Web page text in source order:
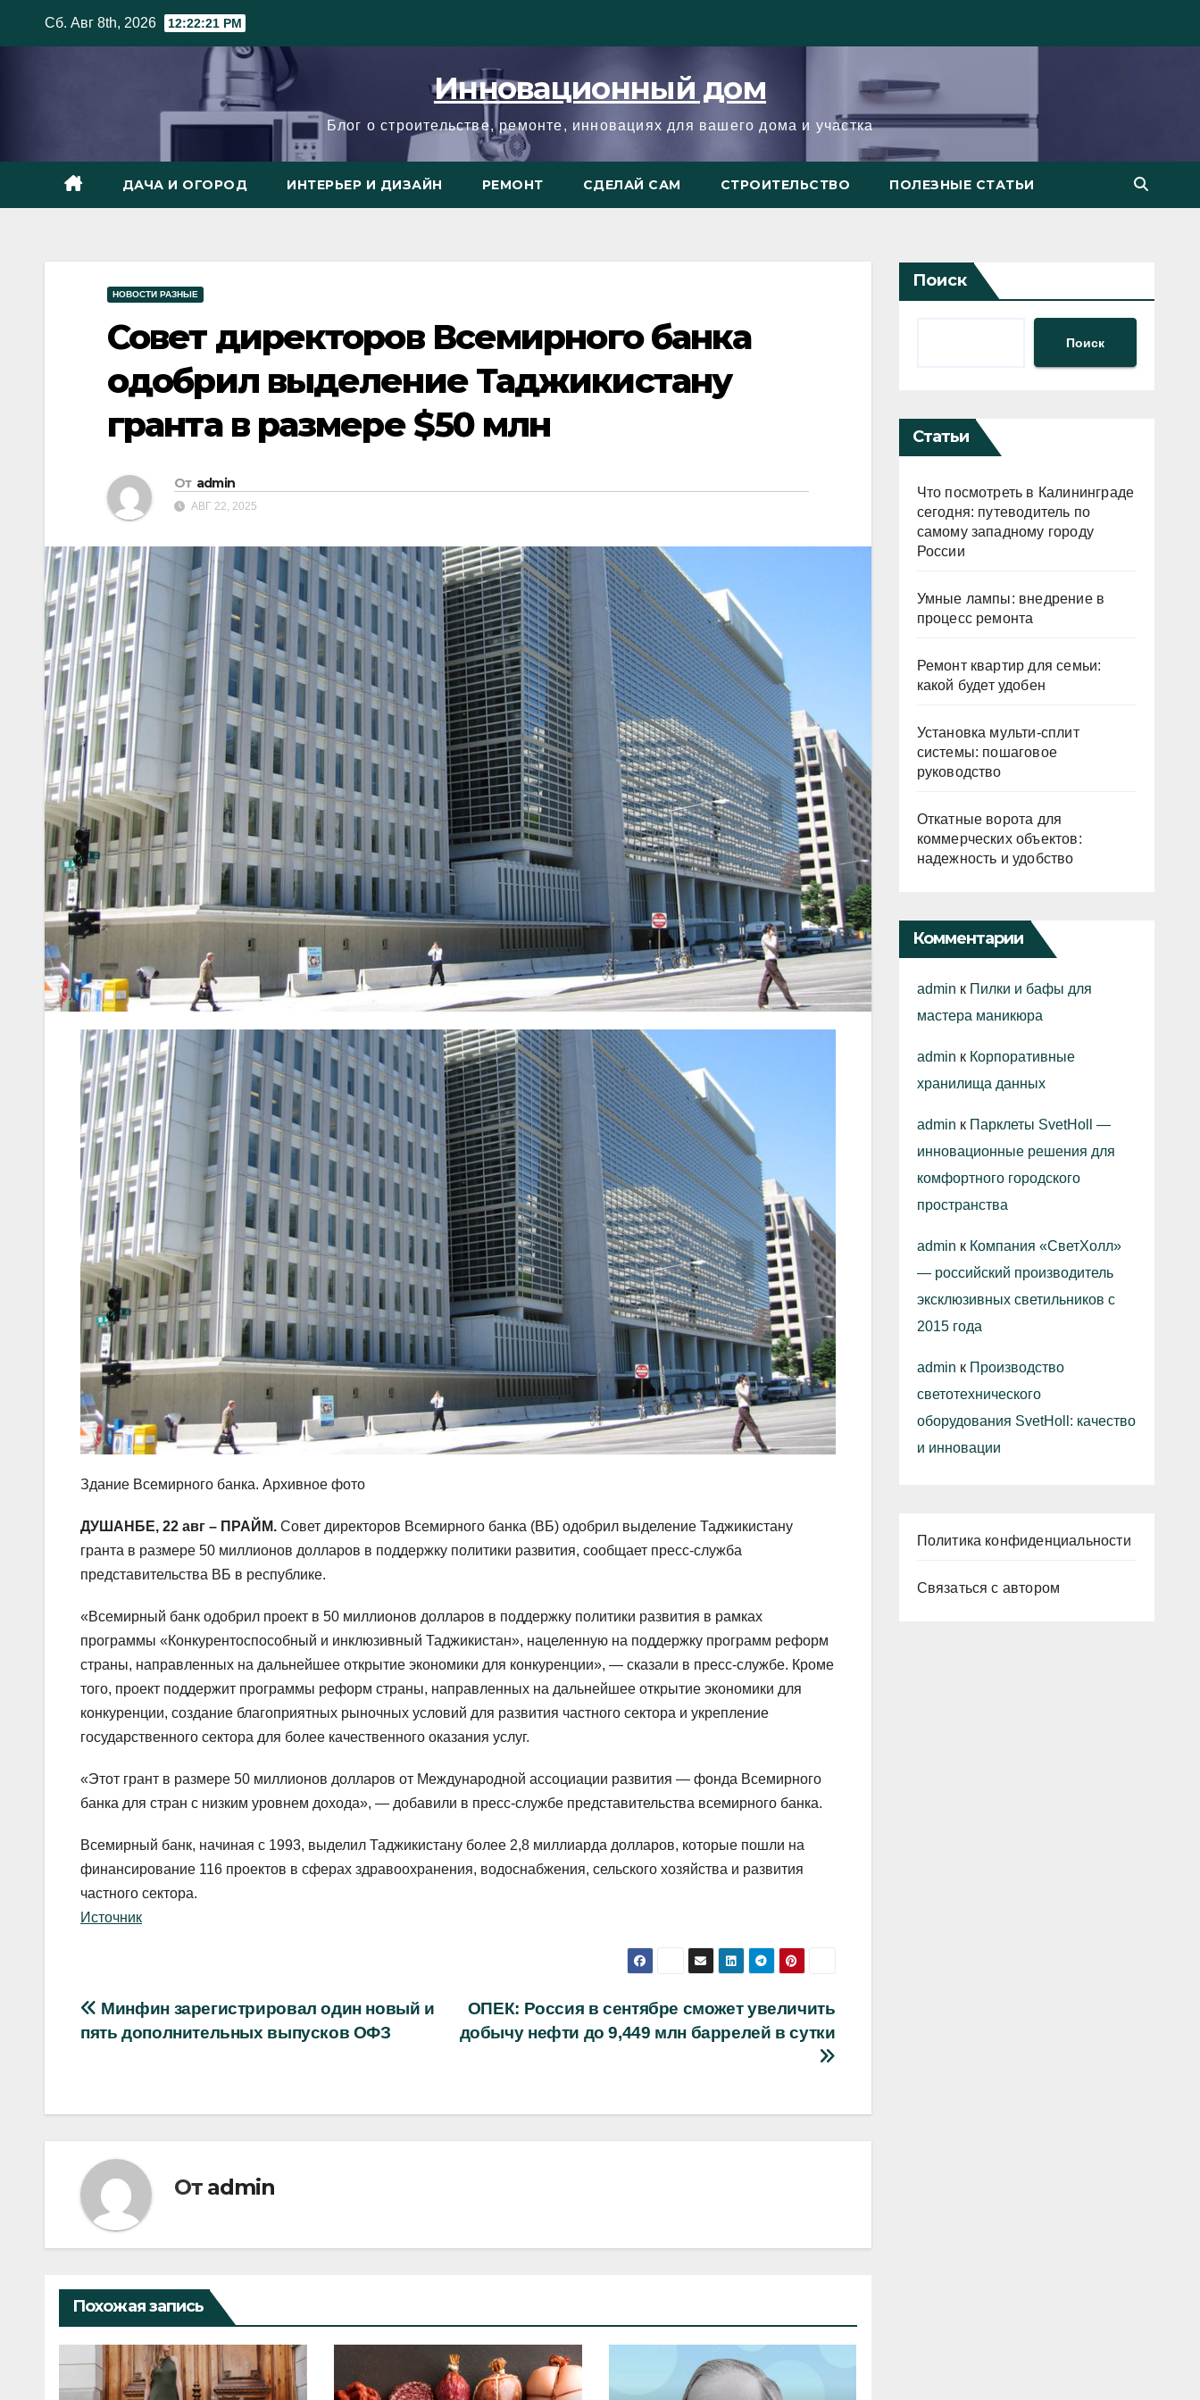
Сб. Авг 8th, 2026 12:22:22 PM
Инновационный дом
Блог о строительстве, ремонте, инновациях для вашего дома и участка
ДАЧА И ОГОРОД ИНТЕРЬЕР И ДИЗАЙН РЕМОНТ СДЕЛАЙ САМ СТРОИТЕЛЬСТВО ПОЛЕЗНЫЕ СТАТЬИ
НОВОСТИ РАЗНЫЕ
Совет директоров Всемирного банка
одобрил выделение Таджикистану
гранта в размере $50 млн
От admin
АВГ 22, 2025
Здание Всемирного банка. Архивное фото
ДУШАНБЕ, 22 авг – ПРАЙМ. Совет директоров Всемирного банка (ВБ) одобрил выделение Таджикистану
гранта в размере 50 миллионов долларов в поддержку политики развития, сообщает пресс-служба
представительства ВБ в республике.
«Всемирный банк одобрил проект в 50 миллионов долларов в поддержку политики развития в рамках
программы «Конкурентоспособный и инклюзивный Таджикистан», нацеленную на поддержку программ реформ
страны, направленных на дальнейшее открытие экономики для конкуренции», — сказали в пресс-службе. Кроме
того, проект поддержит программы реформ страны, направленных на дальнейшее открытие экономики для
конкуренции, создание благоприятных рыночных условий для развития частного сектора и укрепление
государственного сектора для более качественного оказания услуг.
«Этот грант в размере 50 миллионов долларов от Международной ассоциации развития — фонда Всемирного
банка для стран с низким уровнем дохода», — добавили в пресс-службе представительства всемирного банка.
Всемирный банк, начиная с 1993, выделил Таджикистану более 2,8 миллиарда долларов, которые пошли на
финансирование 116 проектов в сферах здравоохранения, водоснабжения, сельского хозяйства и развития
частного сектора.
Источник
Навигация
ОПЕК: Россия в сентябре сможет увеличить
добычу нефти до 9,449 млн баррелей в сутки
Минфин зарегистрировал один новый и
пять дополнительных выпусков ОФЗ
От admin
Похожая запись
Поиск
Поиск
Статьи
Что посмотреть в Калининграде
сегодня: путеводитель по
самому западному городу
России
Умные лампы: внедрение в
процесс ремонта
Ремонт квартир для семьи:
какой будет удобен
Установка мульти-сплит
системы: пошаговое
руководство
Откатные ворота для
коммерческих объектов:
надежность и удобство
Комментарии
admin к Пилки и бафы для
мастера маникюра
admin к Корпоративные
хранилища данных
admin к Парклеты SvetHoll —
инновационные решения для
комфортного городского
пространства
admin к Компания «СветХолл»
— российский производитель
эксклюзивных светильников с
2015 года
admin к Производство
светотехнического
оборудования SvetHoll: качество
и инновации
Политика конфиденциальности
Связаться с автором